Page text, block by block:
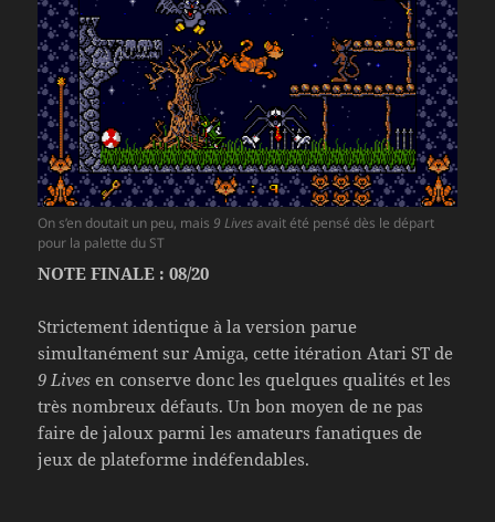
On s’en doutait un peu, mais9 Livesavait été pensé dès le départ
pour la palette du ST
NOTE FINALE : 08/20
Strictement identique à la version parue
simultanément sur Amiga, cette itération Atari ST de
9 Lives en conserve donc les quelques qualités et les
très nombreux défauts. Un bon moyen de ne pas
faire de jaloux parmi les amateurs fanatiques de
jeux de plateforme indéfendables.